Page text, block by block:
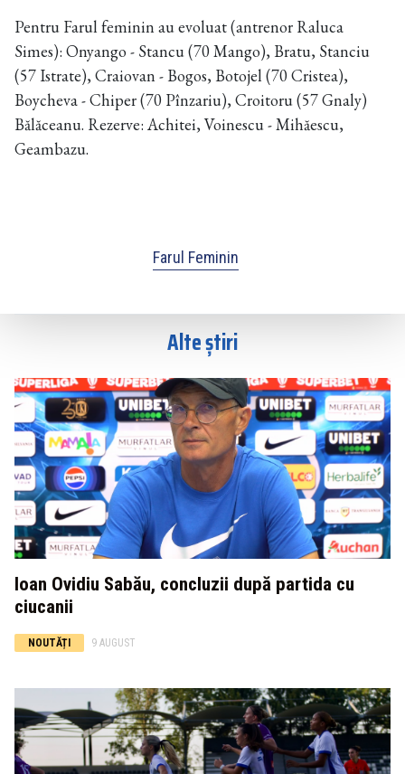
Pentru Farul feminin au evoluat (antrenor Raluca
Simes): Onyango - Stancu (70 Mango), Bratu, Stanciu
(57 Istrate), Craiovan - Bogos, Botojel (70 Cristea),
Boycheva - Chiper (70 Pînzariu), Croitoru (57 Gnaly)
Bălăceanu. Rezerve: Achitei, Voinescu - Mihăescu,
Geambazu.
Farul Feminin
Alte știri
Ioan Ovidiu Sabău, concluzii după partida cu
ciucanii
NOUTĂȚI 9 AUGUST